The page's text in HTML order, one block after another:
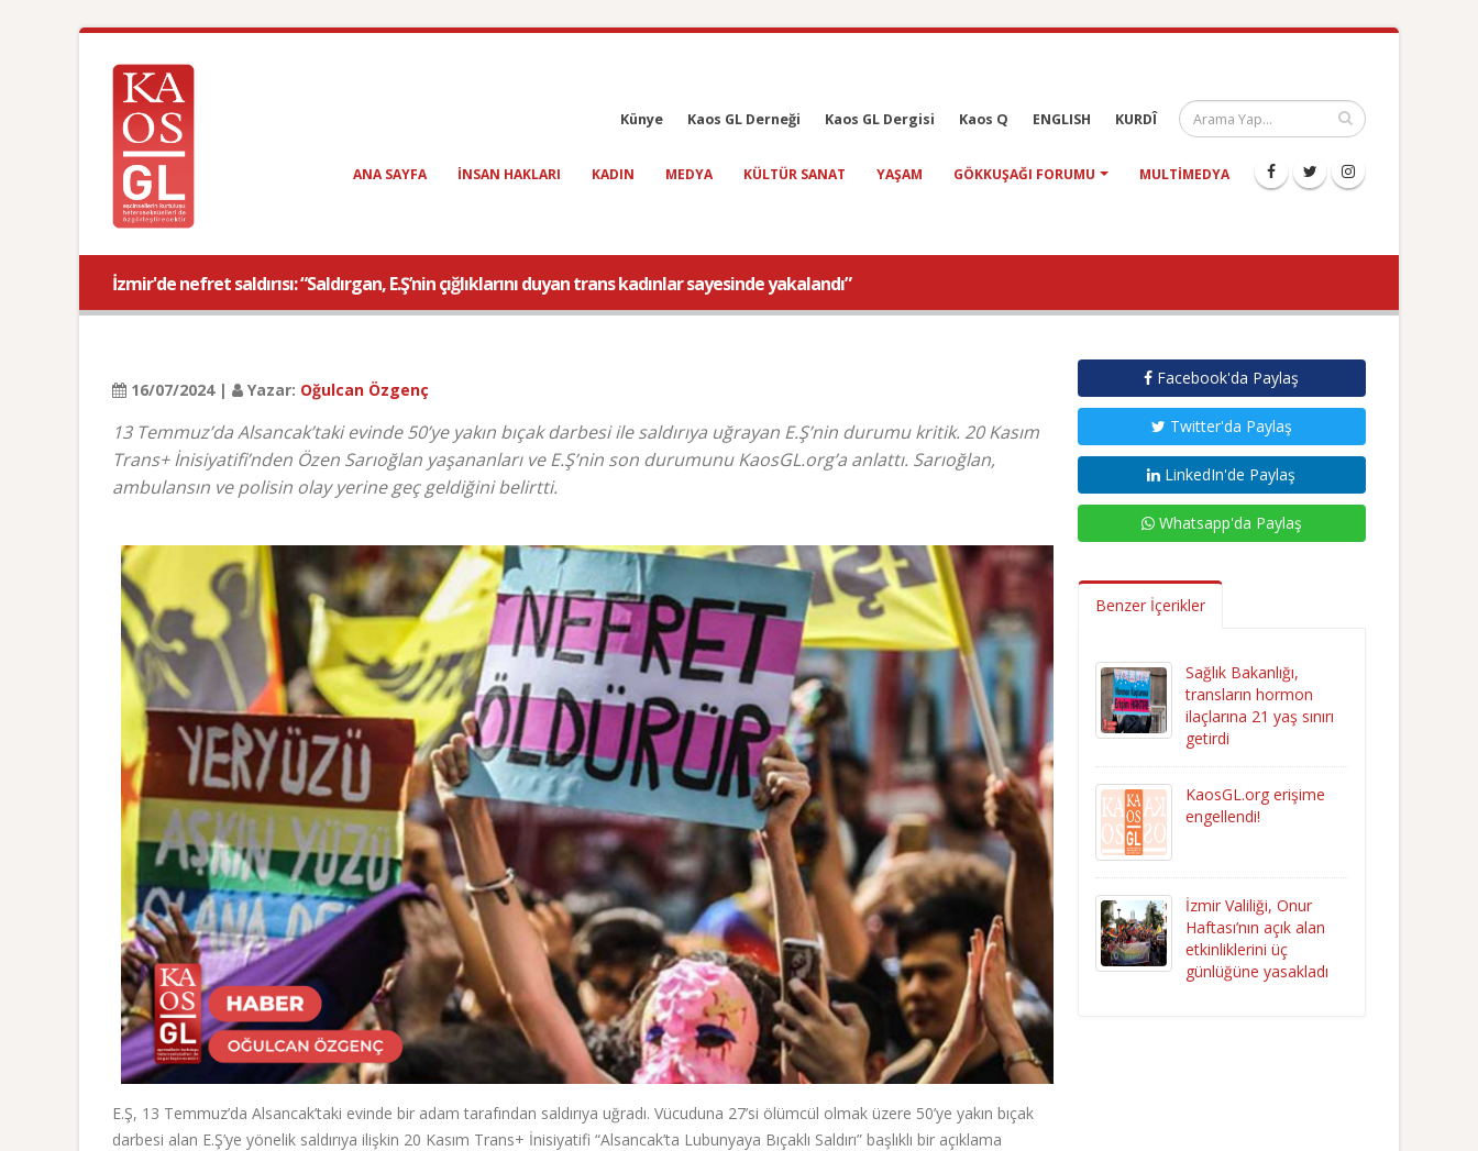
Künye Kaos GL Derneği Kaos GL Dergisi Kaos Q ENGLISH KURDÎ
ANA SAYFA INSAN HAKLARI KADIN MEDYA KÜLTÜR SANAT YAŞAM GÖKKUŞAĞI FORUMU MULTIMEDYA
İzmir'de nefret saldırısı: “Saldırgan, E.Ş’nin çığlıklarını duyan trans kadınlar sayesinde yakalandı”
16/07/2024 | Yazar: Oğulcan Özgenç
13 Temmuz’da Alsancak’taki evinde 50’ye yakın bıçak darbesi ile saldırıya uğrayan E.Ş’nin durumu kritik. 20 Kasım
Trans+ İnisiyatifi’nden Özen Sarıoğlan yaşananları ve E.Ş’nin son durumunu KaosGL.org’a anlattı. Sarıoğlan,
ambulansın ve polisin olay yerine geç geldiğini belirtti.
E.Ş, 13 Temmuz’da Alsancak’taki evinde bir adam tarafından saldırıya uğradı. Vücuduna 27’si ölümcül olmak üzere 50’ye yakın bıçak
darbesi alan E.Ş’ye yönelik saldırıya ilişkin 20 Kasım Trans+ İnisiyatifi “Alsancak’ta Lubunyaya Bıçaklı Saldırı” başlıklı bir açıklama
Facebook'da Paylaş
Twitter'da Paylaş
LinkedIn'de Paylaş
Whatsapp'da Paylaş
Benzer İçerikler
Sağlık Bakanlığı,
transların hormon
ilaçlarına 21 yaş sınırı
getirdi
KaosGL.org erişime
engellendi!
İzmir Valiliği, Onur
Haftası’nın açık alan
etkinliklerini üç
günlüğüne yasakladı